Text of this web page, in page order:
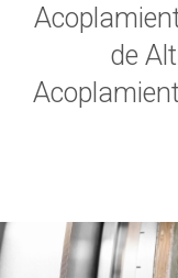
de